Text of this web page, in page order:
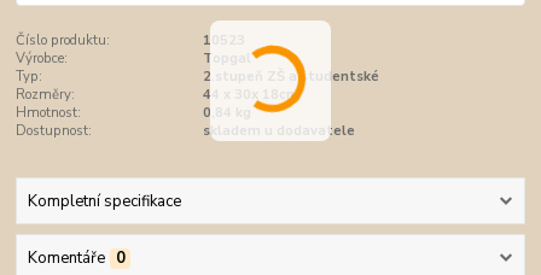
Číslo produktu:
10523
Výrobce:
Topgal
Typ:
2.stupeň ZŠ a studentské
Rozměry:
44 x 30x 18cm
Hmotnost:
0,84 kg
Dostupnost:
skladem u dodavatele
Kompletní specifikace
Komentáře 0